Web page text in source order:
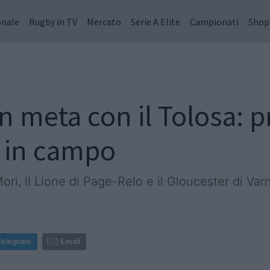
Rugby in TV Mercato Serie A Elite Campionati Shop
meta con il Tolosa:
campo
il Lione di Page-Relo e il Gloucester di
Email